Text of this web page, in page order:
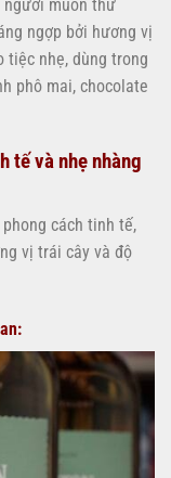
người muốn thử
ngợp bởi hương vị
tiệc nhẹ, dùng trong
phô mai, chocolate
tế và nhẹ nhàng
cách tinh tế,
vị trái cây và độ